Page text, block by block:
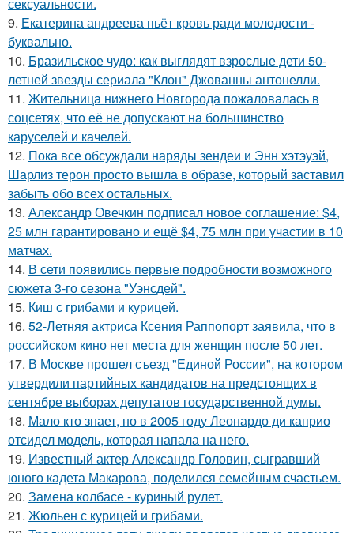
9. Екатерина андреева пьёт кровь ради молодости -
буквально.
10. Бразильское чудо: как выглядят взрослые дети 50-
летней звезды сериала "Клон" Джованны антонелли.
11. Жительница нижнего Новгорода пожаловалась в
соцсетях, что её не допускают на большинство
каруселей и качелей.
12. Пока все обсуждали наряды зендеи и Энн хэтэуэй,
Шарлиз терон просто вышла в образе, который заставил
забыть обо всех остальных.
13. Александр Овечкин подписал новое соглашение: $4,
25 млн гарантировано и ещё $4, 75 млн при участии в 10
матчах.
14. В сети появились первые подробности возможного
сюжета 3-го сезона "Уэнсдей".
15. Киш с грибами и курицей.
16. 52-Летняя актриса Ксения Раппопорт заявила, что в
российском кино нет места для женщин после 50 лет.
17. В Москве прошел съезд "Единой России", на котором
утвердили партийных кандидатов на предстоящих в
сентябре выборах депутатов государственной думы.
18. Мало кто знает, но в 2005 году Леонардо ди каприо
отсидел модель, которая напала на него.
19. Известный актер Александр Головин, сыгравший
юного кадета Макарова, поделился семейным счастьем.
20. Замена колбасе - куриный рулет.
21. Жюльен с курицей и грибами.